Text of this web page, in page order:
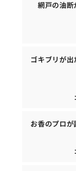
網戸の油
ゴキブリが
お香のプロ